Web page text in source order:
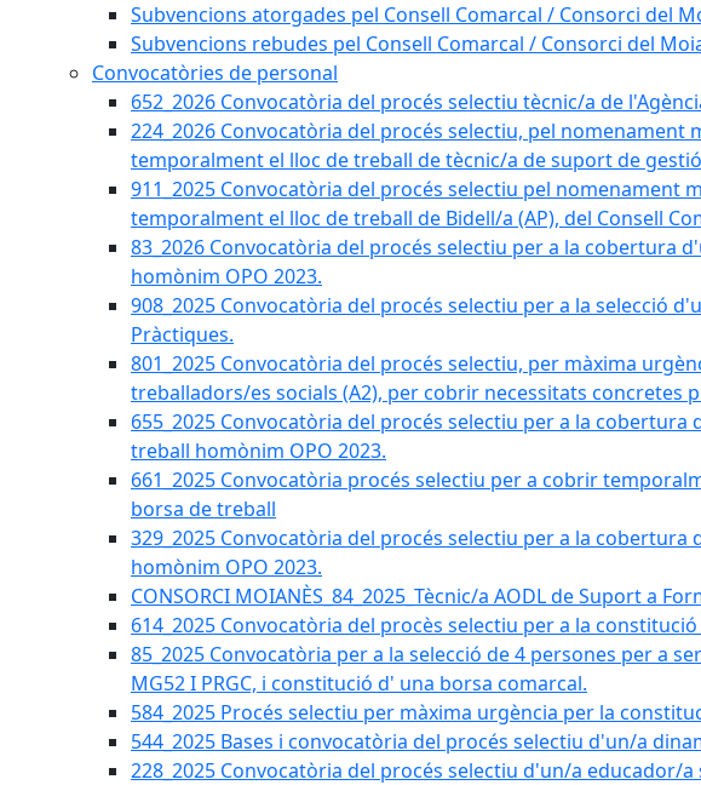
Subvencions atorgades pel Consell Comarcal / Consorci del
Subvencions rebudes pel Consell Comarcal / Consorci del
Convocatòries de personal
652_2026 Convocatòria del procés selectiu tècnic/a de
224_2026 Convocatòria del procés selectiu, pel
temporalment el lloc de treball de tècnic/a de suport de
911_2025 Convocatòria del procés selectiu pel
temporalment el lloc de treball de Bidell/a (AP), del Consell
83_2026 Convocatòria del procés selectiu per a la cobertura
homònim OPO 2023.
908_2025 Convocatòria del procés selectiu per a la selecció
Pràctiques.
801_2025 Convocatòria del procés selectiu, per màxima
treballadors/es socials (A2), per cobrir necessitats
655_2025 Convocatòria del procés selectiu per a la
treball homònim OPO 2023.
661_2025 Convocatòria procés selectiu per a cobrir
borsa de treball
329_2025 Convocatòria del procés selectiu per a la
homònim OPO 2023.
CONSORCI MOIANÈS_84_2025_Tècnic/a AODL de Suport a
614_2025 Convocatòria del procès selectiu per a la
85_2025 Convocatòria per a la selecció de 4 persones per a
MG52 I PRGC, i constitució d' una borsa comarcal.
584_2025 Procés selectiu per màxima urgència per la
544_2025 Bases i convocatòria del procés selectiu d'un/a
228_2025 Convocatòria del procés selectiu d'un/a